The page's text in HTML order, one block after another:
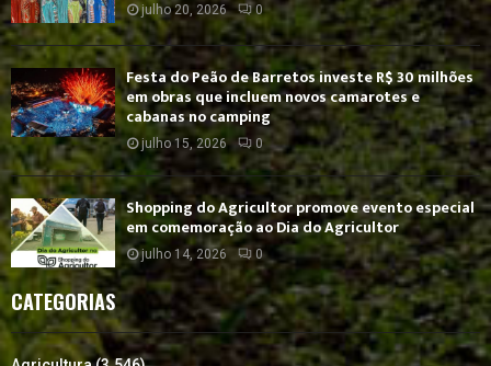
julho 20, 2026 0
Festa do Peão de Barretos investe R$ 30 milhões
em obras que incluem novos camarotes e
cabanas no camping
julho 15, 2026 0
Shopping do Agricultor promove evento especial
em comemoração ao Dia do Agricultor
julho 14, 2026 0
CATEGORIAS